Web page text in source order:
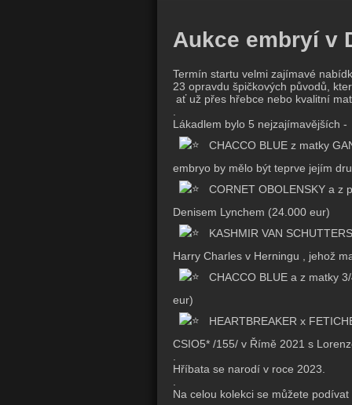
Aukce embryí v
Termín startu velmi zajímavé
23 opravdu špičkových původů,
ať už přes hřebce nebo kvalitní
Lákadlem bylo 5 nejzajímavějších -
CHACCO BLUE z matky
embryo by mělo být teprve jejím
CORNET OBOLENSKY a z
Denisem Lynchem (24.000 eur)
KASHMIR VAN
Harry Charles v Herningu , jehož
CHACCO BLUE a z matky
eur)
HEARTBREAKER x
CSIO5* /155/ v Římě 2021 s
Hříbata se narodí v roce 2023.
Na celou kolekci se můžete